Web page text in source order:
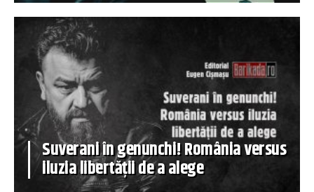
Suverani în genunchi! România versus
iluzia libertății de a alege